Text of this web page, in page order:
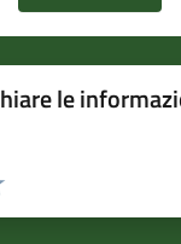
le
pagina
5 stelle su 5
stelle su 5
su 5
5